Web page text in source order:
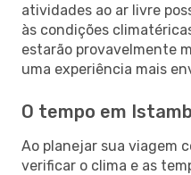
atividades ao ar livre
às condições
estarão provavelmente
uma experiência mais
O tempo em
Ao planejar sua viagem
verificar o clima e as